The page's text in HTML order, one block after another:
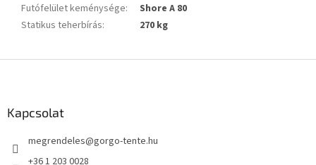
Futófelület keménysége:
Shore A 80
Statikus teherbírás: 270 kg
Kapcsolat
megrendeles@gorgo-tente.hu
+36 1 203 0028